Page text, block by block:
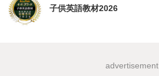
子供英語教材2026
advertisement